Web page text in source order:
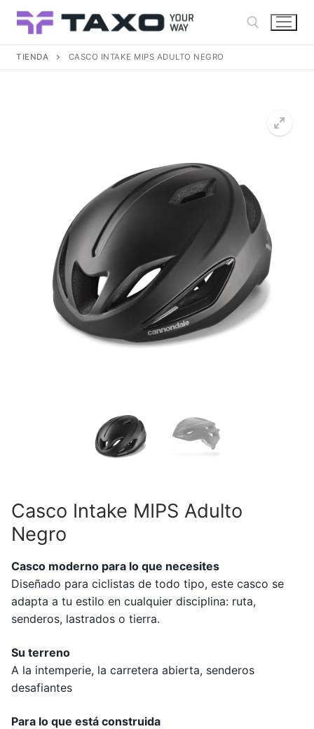
TIENDA CASCO INTAKE MIPS ADULTO NEGRO
Casco Intake MIPS Adulto
Negro
Casco moderno para lo que necesites
Diseñado para ciclistas de todo tipo, este casco se
adapta a tu estilo en cualquier disciplina: ruta,
senderos, lastrados o tierra.
Su terreno
A la intemperie, la carretera abierta, senderos
desafiantes
Para lo que está construida